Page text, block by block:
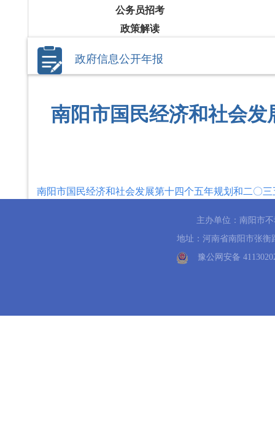
公务员招考
政策解读
政府信息公开年报
南阳市国民经济和社会
南阳市国民经济和社会发展第十四个五年规划和二〇
主办单位：南阳市
地址：河南省南阳市张衡
豫公网安备